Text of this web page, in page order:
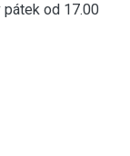
od 17.00